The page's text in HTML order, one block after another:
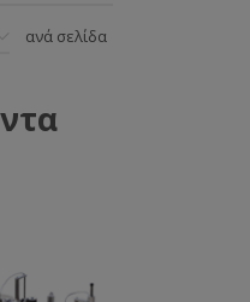
ανά σελίδα